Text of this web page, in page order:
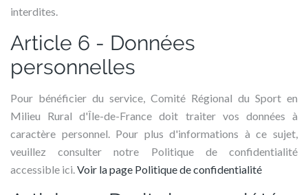
interdites.
Article 6 - Données
personnelles
Pour bénéficier du service, Comité Régional du Sport en
Milieu Rural d'Île-de-France doit traiter vos données à
caractère personnel. Pour plus d'informations à ce sujet,
veuillez consulter notre Politique de confidentialité
accessible ici.Voir la page Politique de confidentialité